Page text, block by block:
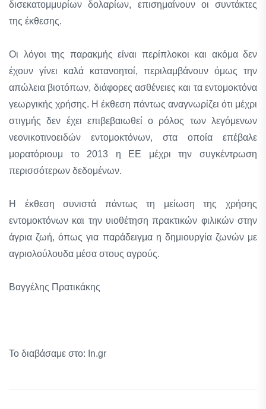
δισεκατομμυρίων δολαρίων, επισημαίνουν οι συντάκτες
της έκθεσης.
Οι λόγοι της παρακμής είναι περίπλοκοι και ακόμα δεν
έχουν γίνει καλά κατανοητοί, περιλαμβάνουν όμως την
απώλεια βιοτόπων, διάφορες ασθένειες και τα εντομοκτόνα
γεωργικής χρήσης. Η έκθεση πάντως αναγνωρίζει ότι μέχρι
στιγμής δεν έχει επιβεβαιωθεί ο ρόλος των λεγόμενων
νεονικοτινοειδών εντομοκτόνων, στα οποία επέβαλε
μορατόριουμ το 2013 η ΕΕ μέχρι την συγκέντρωση
περισσότερων δεδομένων.
Η έκθεση συνιστά πάντως τη μείωση της χρήσης
εντομοκτόνων και την υιοθέτηση πρακτικών φιλικών στην
άγρια ζωή, όπως για παράδειγμα η δημιουργία ζωνών με
αγριολούλουδα μέσα στους αγρούς.
Βαγγέλης Πρατικάκης
Το διαβάσαμε στο: In.gr